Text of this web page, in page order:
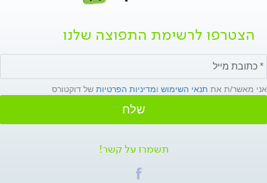
הצטרפו לרשימת התפוצה שלנו
אני מאשר/ת את תנאי השימוש ומדיניות הפרטיות של דוקטורס
שלח
תשמרו על קשר!